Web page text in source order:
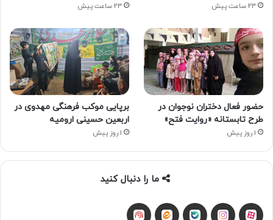
23 ساعت پیش 23 ساعت پیش
حضور فعال دختران نوجوان در
طرح تابستانه «روایت فتح»
1 روز پیش
برپایی موکب فرهنگی مهدوی در
اربعین حسینی ارومیه
1 روز پیش
ما را دنبال کنید
آپاراتاینستاگرام
بله ایتا شنوتو